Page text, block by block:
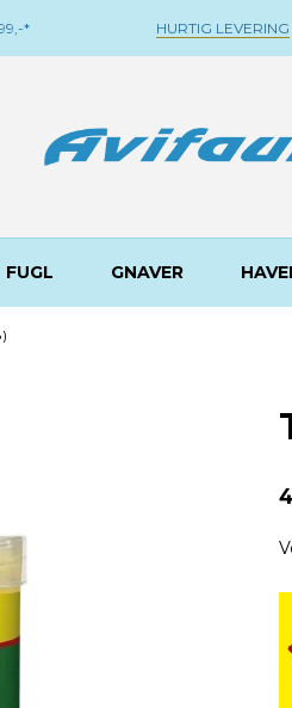
* HURTIG LEVERING
FUGL GNAVER